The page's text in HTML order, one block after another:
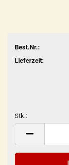
Best.Nr.:
Lieferzeit:
Stk.:
Stk.